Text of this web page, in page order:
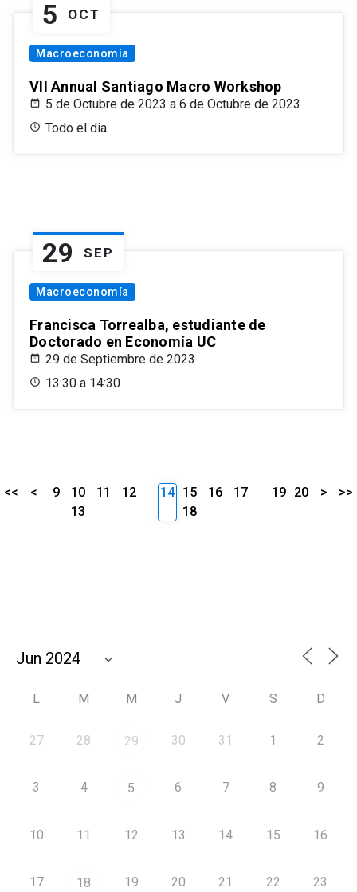
5 OCT
Macroeconomía
VII Annual Santiago Macro Workshop
5 de Octubre de 2023 a 6 de Octubre de 2023
Todo el dia.
29 SEP
Macroeconomía
Francisca Torrealba, estudiante de
Doctorado en Economía UC
29 de Septiembre de 2023
13:30 a 14:30
<< < 9 10 11
12
13
14 15 16
17
18
19 20 > >>
L M M J V S D
27 28 29 30 31 1 2
3 4 5 6 7 8 9
10 11 12 13 14 15 16
17 18 19 20 21 22 23